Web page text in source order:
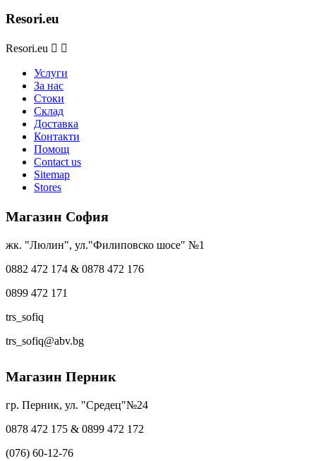
Resori.eu
Resori.eu  
Услуги
За нас
Стоки
Склад
Доставка
Контакти
Помощ
Contact us
Sitemap
Stores
Магазин София
жк. "Люлин", ул."Филиповско шосе" №1
0882 472 174 & 0878 472 176
0899 472 171
trs_sofiq
trs_sofiq@abv.bg
Магазин Перник
гр. Перник, ул. "Средец"№24
0878 472 175 & 0899 472 172
(076) 60-12-76